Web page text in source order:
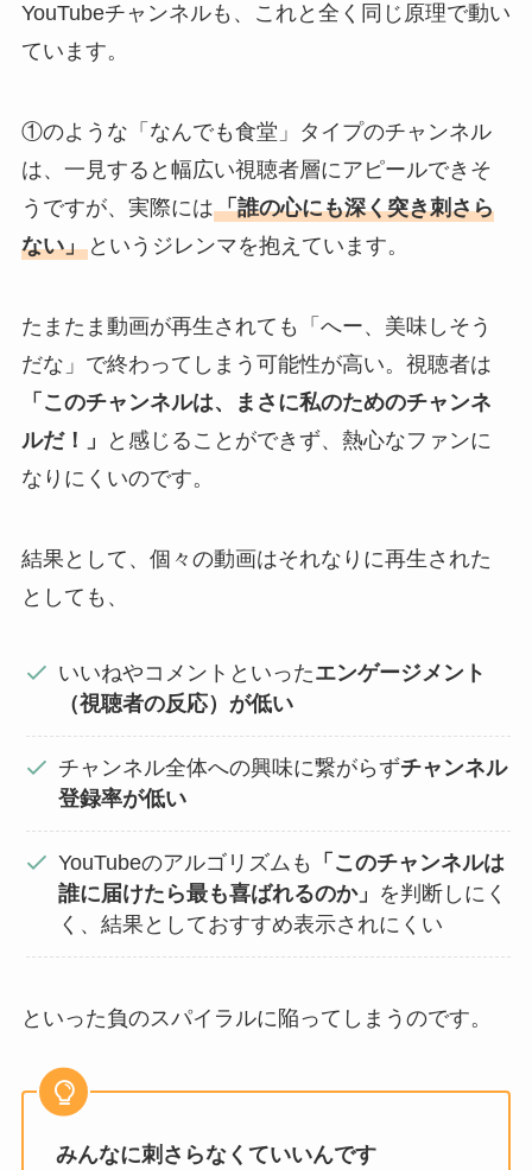
YouTubeチャンネルも、これと全く同じ原理で動い
ています。
①のような「なんでも食堂」タイプのチャンネル
は、一見すると幅広い視聴者層にアピールできそ
うですが、実際には「誰の心にも深く突き刺さら
ない」というジレンマを抱えています。
たまたま動画が再生されても「へー、美味しそう
だな」で終わってしまう可能性が高い。視聴者は
「このチャンネルは、まさに私のためのチャンネ
ルだ！」
と感じることができず、熱心なファンに
なりにくいのです。
結果として、個々の動画はそれなりに再生された
としても、
いいねやコメントといったエンゲージメント
（視聴者の反応）が低い
チャンネル全体への興味に繋がらずチャンネル
登録率が低い
YouTubeのアルゴリズムも
「このチャンネルは
誰に届けたら最も喜ばれるのか」 を判断しにく
く、結果としておすすめ表示されにくい
といった負のスパイラルに陥ってしまうのです。
みんなに刺さらなくていいんです